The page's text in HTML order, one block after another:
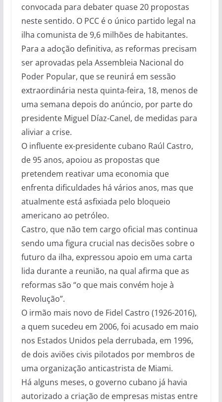
convocada para debater quase 20 propostas
neste sentido. O PCC é o único partido legal na
ilha comunista de 9,6 milhões de habitantes.
Para a adoção definitiva, as reformas precisam
ser aprovadas pela Assembleia Nacional do
Poder Popular, que se reunirá em sessão
extraordinária nesta quinta-feira, 18, menos de
uma semana depois do anúncio, por parte do
presidente Miguel Díaz-Canel, de medidas para
aliviar a crise.
O influente ex-presidente cubano Raúl Castro,
de 95 anos, apoiou as propostas que
pretendem reativar uma economia que
enfrenta dificuldades há vários anos, mas que
atualmente está asfixiada pelo bloqueio
americano ao petróleo.
Castro, que não tem cargo oficial mas continua
sendo uma figura crucial nas decisões sobre o
futuro da ilha, expressou apoio em uma carta
lida durante a reunião, na qual afirma que as
reformas são “o que mais convém hoje à
Revolução”.
O irmão mais novo de Fidel Castro (1926-2016),
a quem sucedeu em 2006, foi acusado em maio
nos Estados Unidos pela derrubada, em 1996,
de dois aviões civis pilotados por membros de
uma organização anticastrista de Miami.
Há alguns meses, o governo cubano já havia
autorizado a criação de empresas mistas entre